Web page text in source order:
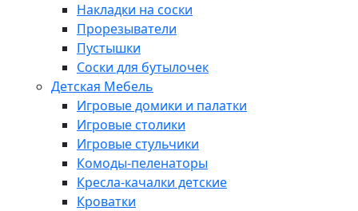
Накладки на соски
Прорезыватели
Пустышки
Соски для бутылочек
Детская Мебель
Игровые домики и палатки
Игровые столики
Игровые стульчики
Комоды-пеленаторы
Кресла-качалки детские
Кроватки